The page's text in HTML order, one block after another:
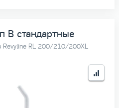
В стандартные
Revyline RL 200/210/200XL